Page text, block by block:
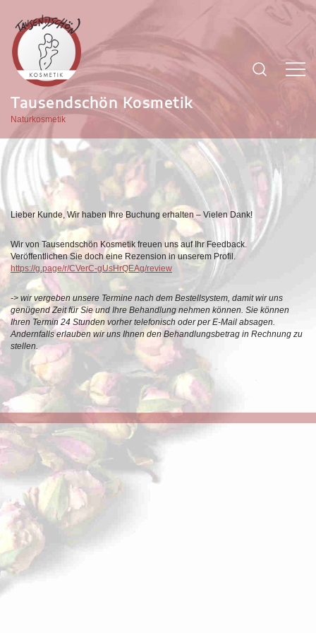
springen
Tausendschön Kosmetik
Naturkosmetik
Lieber Kunde, Wir haben Ihre Buchung erhalten – Vielen Dank!
Wir von Tausendschön Kosmetik freuen uns auf Ihr Feedback.
Veröffentlichen Sie doch eine Rezension in unserem Profil.
https://g.page/r/CVerC-gUsHrQEAg/review
-> wir vergeben unsere Termine nach dem Bestellsystem, damit wir uns
genügend Zeit für Sie und Ihre Behandlung nehmen können. Sie können
Ihren Termin 24 Stunden vorher telefonisch oder per E-Mail absagen.
Andernfalls erlauben wir uns Ihnen den Behandlungsbetrag in Rechnung zu
stellen.